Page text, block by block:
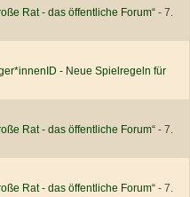
Rat - das öffentliche Forum“ - 7.
- Neue Spielregeln für
Rat - das öffentliche Forum“ - 7.
Rat - das öffentliche Forum“ - 7.